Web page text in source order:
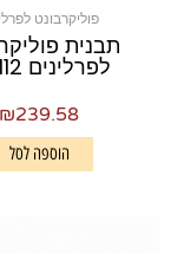
פוליקרבונט
תבנית
לפרלינים MM12
₪239.58
הוספה לסל